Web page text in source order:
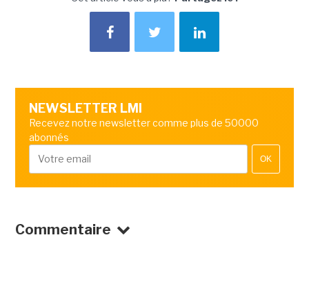
NEWSLETTER LMI
Recevez notre newsletter comme plus de 50000
abonnés
OK
Commentaire